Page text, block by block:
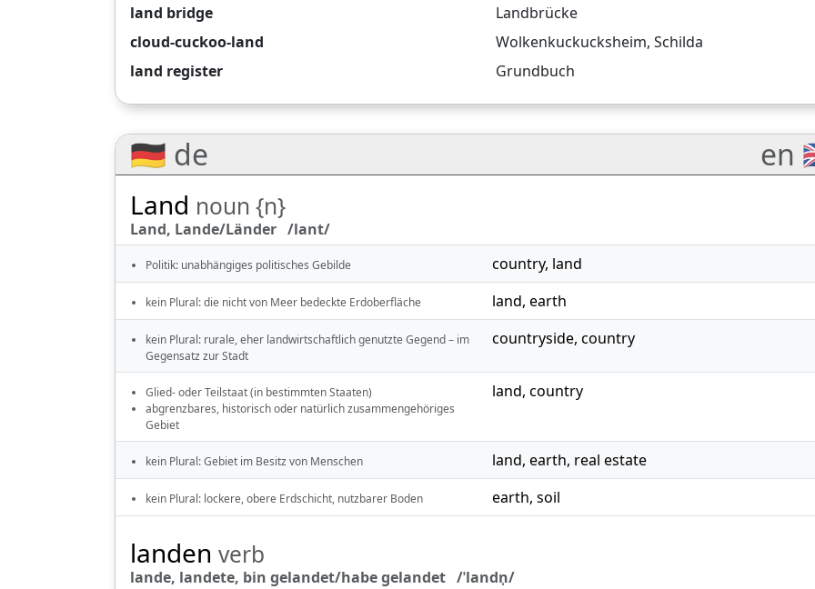
land bridge
Landbrücke
cloud-cuckoo-land
Wolkenkuckucksheim, Schilda
land register
Grundbuch
🇩🇪 de en
Land noun {n}
Land, Lande/Länder /lant/
Politik: unabhängiges politisches Gebilde country, land
kein Plural: die nicht von Meer bedeckte Erdoberfläche land, earth
kein Plural: rurale, eher landwirtschaftlich genutzte Gegend – im
Gegensatz zur Stadt
countryside, country
Glied- oder Teilstaat (in bestimmten Staaten)
abgrenzbares, historisch oder natürlich zusammengehöriges
Gebiet
land, country
kein Plural: Gebiet im Besitz von Menschen land, earth, real estate
kein Plural: lockere, obere Erdschicht, nutzbarer Boden earth, soil
landen verb
lande, landete, bin gelandet/habe gelandet /ˈlandn̩/